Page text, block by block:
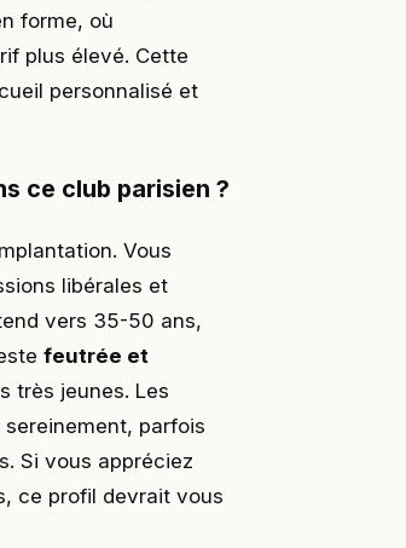
forme, où
plus élevé. Cette
personnalisé et
ce club parisien ?
Vous
libérales et
vers 35-50 ans,
feutrée et
très jeunes. Les
parfois
Si vous appréciez
ce profil devrait vous